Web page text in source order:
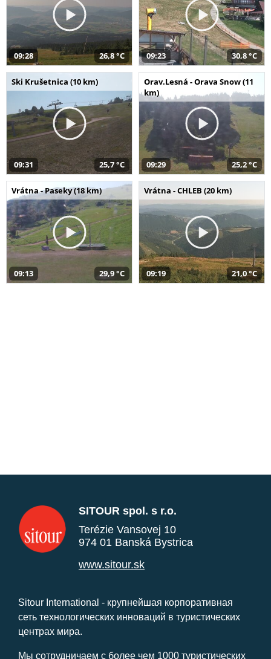
09:28 26,8 °C 09:23 30,8 °C
Ski Krušetnica (10 km)
09:31 25,7 °C
Orav.Lesná - Orava Snow (11
km)
09:29 25,2 °C
Vrátna - Paseky (18 km)
09:13 29,9 °C
Vrátna - CHLEB (20 km)
09:19 21,0 °C
SITOUR spol. s r.o.
Terézie Vansovej 10
974 01 Banská Bystrica
www.sitour.sk
Sitour International - крупнейшая корпоративная
сеть технологических инноваций в туристических
центрах мира.
Мы сотрудничаем с более чем 1000 туристических